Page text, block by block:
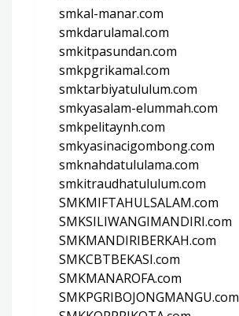
smkal-manar.com
smkdarulamal.com
smkitpasundan.com
smkpgrikamal.com
smktarbiyatululum.com
smkyasalam-elummah.com
smkpelitaynh.com
smkyasinacigombong.com
smknahdatululama.com
smkitraudhatululum.com
SMKMIFTAHULSALAM.com
SMKSILIWANGIMANDIRI.com
SMKMANDIRIBERKAH.com
SMKCBTBEKASI.com
SMKMANAROFA.com
SMKPGRIBOJONGMANGU.com